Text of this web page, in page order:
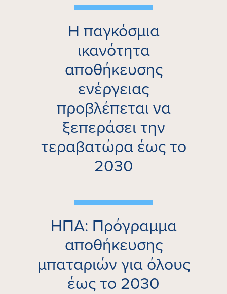
Η παγκόσμια
ικανότητα
αποθήκευσης
ενέργειας
προβλέπεται να
ξεπεράσει την
τεραβατώρα έως το
2030
ΗΠΑ: Πρόγραμμα
αποθήκευσης
μπαταριών για όλους
έως το 2030